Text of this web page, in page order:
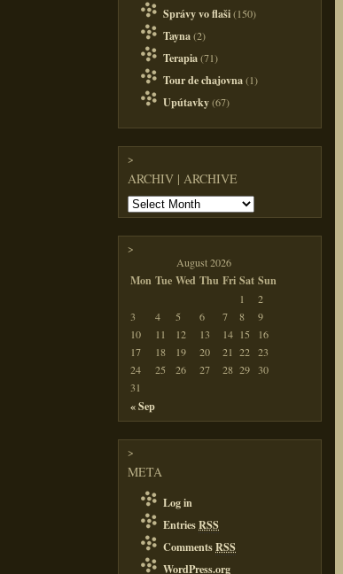
Správy vo flaši(150)
Tayna(2)
Terapia(71)
Tour de chajovna(1)
Upútavky(67)
>
ARCHIV | ARCHIVE
>
August 2026
Mon Tue Wed Thu Fri Sat Sun
« Sep
1
2
3
4 5 6 7 8
9
10
11 12 13 14 15
16
17
18 19 20 21 22 23
24
25 26 27 28 29 30
31
>
META
Log in
EntriesRSS
CommentsRSS
WordPress.org